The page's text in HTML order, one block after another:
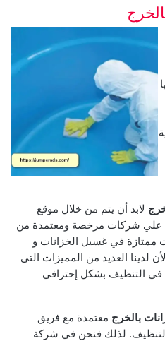
لابد أن يتم من خلال موقع
علي شركات مرخصة ومعتمدة من
ممتازة في غسيل الخزانات و
لدينا العديد من المميزات التى
في التنظيف بشكل إحترافي
بالخرج معتمدة مع فريق
لذلك فنحن في شركة